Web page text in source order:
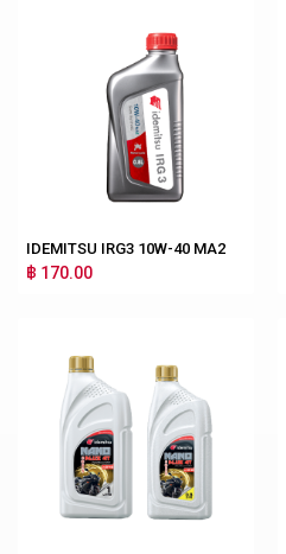
IDEMITSU IRG3 10W-40 MA2
฿ 170.00